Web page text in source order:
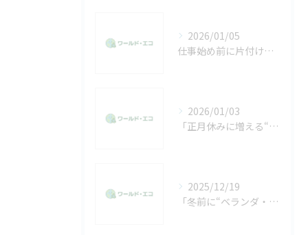
2026/01/05
仕事始め前に片付けたい不用品。年末年始で溜まった物をリセットしませんか？
2026/01/03
「正月休みに増える“不用品回収”の相談。年末に片付けきれなかった方へ」
2025/12/19
「冬前に“ベランダ・物置”の片付けをする人が増える理由。放置した不用品は早めに処分を」